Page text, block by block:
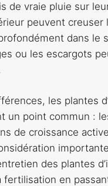
de vraie pluie sur
peuvent creuser
dans le
ou les escargots
les plantes
un point commun :
de croissance
des plantes
fertilisation en